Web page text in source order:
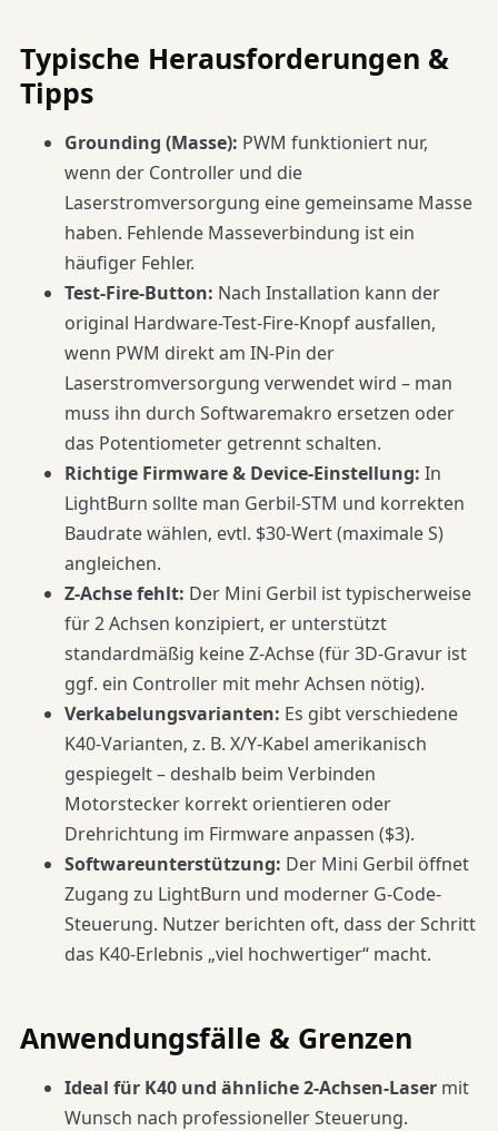
Typische Herausforderungen &
Tipps
Grounding (Masse): PWM funktioniert nur,
wenn der Controller und die
Laserstromversorgung eine gemeinsame Masse
haben. Fehlende Masseverbindung ist ein
häufiger Fehler.
Test-Fire-Button: Nach Installation kann der
original Hardware-Test-Fire-Knopf ausfallen,
wenn PWM direkt am IN-Pin der
Laserstromversorgung verwendet wird – man
muss ihn durch Softwaremakro ersetzen oder
das Potentiometer getrennt schalten.
Richtige Firmware & Device-Einstellung: In
LightBurn sollte man Gerbil-STM und korrekten
Baudrate wählen, evtl. $30-Wert (maximale S)
angleichen.
Z-Achse fehlt: Der Mini Gerbil ist typischerweise
für 2 Achsen konzipiert, er unterstützt
standardmäßig keine Z-Achse (für 3D-Gravur ist
ggf. ein Controller mit mehr Achsen nötig).
Verkabelungsvarianten: Es gibt verschiedene
K40-Varianten, z. B. X/Y-Kabel amerikanisch
gespiegelt – deshalb beim Verbinden
Motorstecker korrekt orientieren oder
Drehrichtung im Firmware anpassen ($3).
Softwareunterstützung: Der Mini Gerbil öffnet
Zugang zu LightBurn und moderner G-Code-
Steuerung. Nutzer berichten oft, dass der Schritt
das K40-Erlebnis „viel hochwertiger“ macht.
Anwendungsfälle & Grenzen
Ideal für K40 und ähnliche 2-Achsen-Laser mit
Wunsch nach professioneller Steuerung.